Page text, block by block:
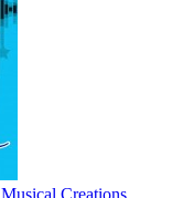
Musical Creations